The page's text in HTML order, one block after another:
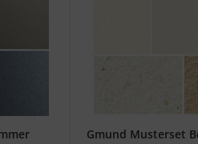
Gmund Musterset